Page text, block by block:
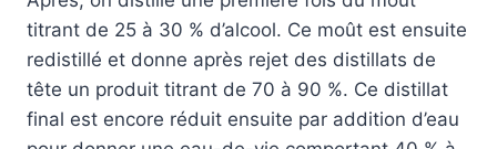
titrant de 25 à 30 % d’alcool. Ce moût est ensuite
redistillé et donne après rejet des distillats de
tête un produit titrant de 70 à 90 %. Ce distillat
final est encore réduit ensuite par addition d’eau